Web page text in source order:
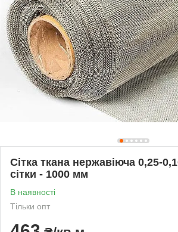
Сітка ткана нержавіюча 0,25-
сітки - 1000 мм
В наявності
Тільки опт